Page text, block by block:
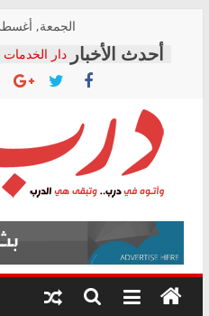
content
الجمعة, أغسطس 7,
دار الخدمات
بعد مؤتمره
معاناة
فرحات
أين؟
حزب
في الصحة”
ودعم المرضى
الوزاري
إنشاء
المجلس
متابعة
قرينة
درب
وأتوه
درب..
وتبقى
هي